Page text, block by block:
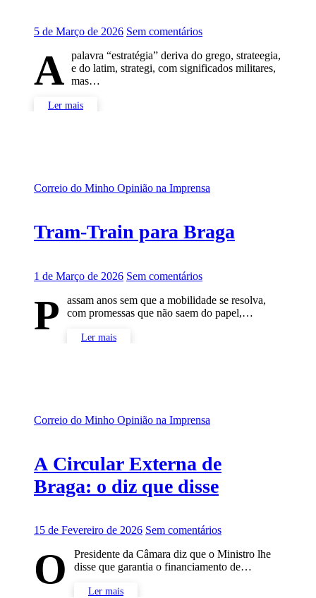
5 de Março de 2026 Sem comentários
A palavra “estratégia” deriva do grego, strateegia,
e do latim, strategi, com significados militares,
mas…
Ler mais
Correio do Minho Opinião na Imprensa
Tram-Train para Braga
1 de Março de 2026 Sem comentários
P
assam anos sem que a mobilidade se resolva,
com promessas que não saem do papel,…
Ler mais
Correio do Minho Opinião na Imprensa
A Circular Externa de
Braga: o diz que disse
15 de Fevereiro de 2026 Sem comentários
O
Presidente da Câmara diz que o Ministro lhe
disse que garantia o financiamento de…
Ler mais